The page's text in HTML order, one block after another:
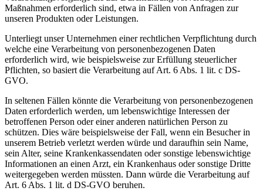
Maßnahmen erforderlich sind, etwa in Fällen von Anfragen zur
unseren Produkten oder Leistungen.
Unterliegt unser Unternehmen einer rechtlichen Verpflichtung durch
welche eine Verarbeitung von personenbezogenen Daten
erforderlich wird, wie beispielsweise zur Erfüllung steuerlicher
Pflichten, so basiert die Verarbeitung auf Art. 6 Abs. 1 lit. c DS-
GVO.
In seltenen Fällen könnte die Verarbeitung von personenbezogenen
Daten erforderlich werden, um lebenswichtige Interessen der
betroffenen Person oder einer anderen natürlichen Person zu
schützen. Dies wäre beispielsweise der Fall, wenn ein Besucher in
unserem Betrieb verletzt werden würde und daraufhin sein Name,
sein Alter, seine Krankenkassendaten oder sonstige lebenswichtige
Informationen an einen Arzt, ein Krankenhaus oder sonstige Dritte
weitergegeben werden müssten. Dann würde die Verarbeitung auf
Art. 6 Abs. 1 lit. d DS-GVO beruhen.